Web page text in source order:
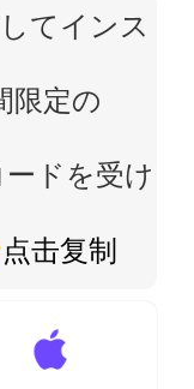
てインス
限定の
ドを受け
击复制